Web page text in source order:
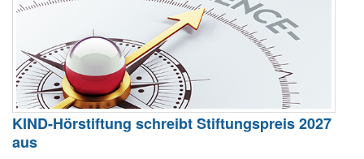
KIND-Hörstiftung schreibt Stiftungspreis 2027
aus